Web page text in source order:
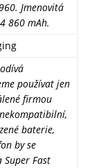
Jmenovitá
860 mAh.
používat jen
firmou
baterie,
by se
Fast